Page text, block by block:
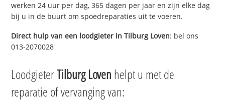
werken 24 uur per dag, 365 dagen per jaar en zijn elke dag
bij u in de buurt om spoedreparaties uit te voeren.
Direct hulp van een loodgieter inTilburg Loven: bel ons
013-2070028
LoodgieterTilburg Loven helpt u met de
reparatie of vervanging van: